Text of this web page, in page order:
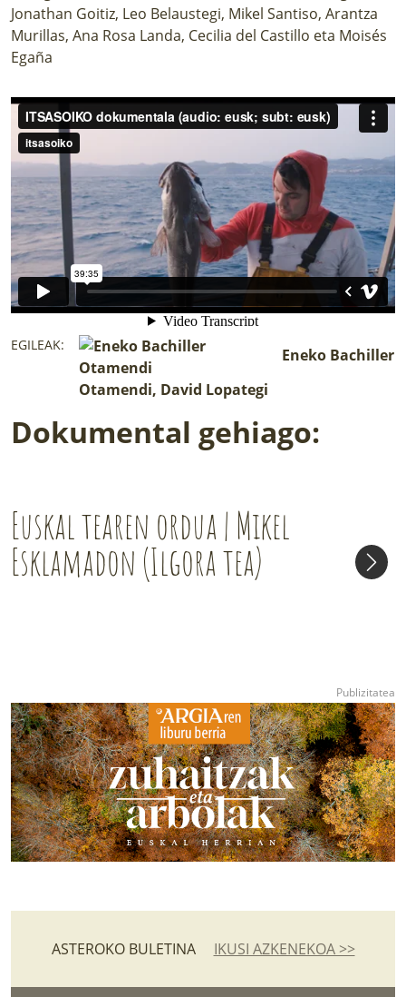
Jonathan Goitiz, Leo Belaustegi, Mikel Santiso, Arantza
Murillas, Ana Rosa Landa, Cecilia del Castillo eta Moisés
Egaña
EGILEAK:
Eneko Bachiller
Otamendi, David Lopategi
Dokumental gehiago:
Euskal tearen ordua | Mikel
Esklamadon (Ilgora tea)
ASTEROKO BULETINA IKUSI AZKENEKOA >>